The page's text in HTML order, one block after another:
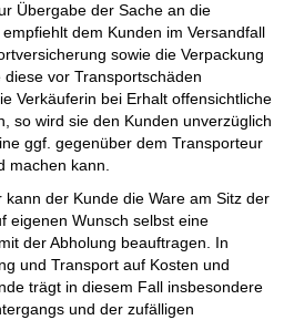
Übergabe der Sache an die
dem Kunden im Versandfall
sowie die Verpackung
vor Transportschäden
Verkäuferin bei Erhalt offensichtliche
so wird sie den Kunden unverzüglich
ggf. gegenüber dem Transporteur
machen kann.
der Kunde die Ware am Sitz der
eigenen Wunsch selbst eine
der Abholung beauftragen. In
und Transport auf Kosten und
trägt in diesem Fall insbesondere
und der zufälligen